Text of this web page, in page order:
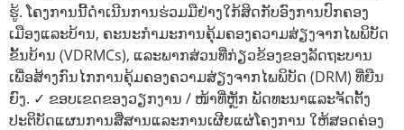
ຮູ້. ໂຄງການນີ້ດຳເນີນການຮ່ວມມືຢ່າງໃກ້ສິດກັບອົງການປົກຄອງ
ເມືອງແລະບ້ານ, ຄະນະກຳມະການຄຸ້ມຄອງຄວາມສ່ຽງຈາກໄພພິບັດ
ຂັ້ນບ້ານ (VDRMCs), ແລະພາກສ່ວນທີ່ກ່ຽວຂ້ອງຂອງລັດຖະບານ
ເພື່ອສ້າງກົນໄກການຄຸ້ມຄອງຄວາມສ່ຽງຈາກໄພພິບັດ (DRM) ທີ່ຍືນ
ຍົງ. ✓ ຂອບເຂດຂອງວຽກງານ / ໜ້າທີ່ຫຼັກ ພັດທະນາແລະຈັດຕັ້ງ
ປະຕິບັດແຜນການສື່ສານແລະການເຜີຍແຜ່ໂຄງການ ໃຫ້ສອດຄ່ອງ